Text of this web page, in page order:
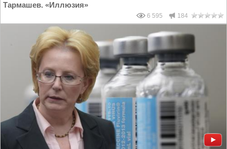
Тармашев. «Иллюзия»
6 595 184